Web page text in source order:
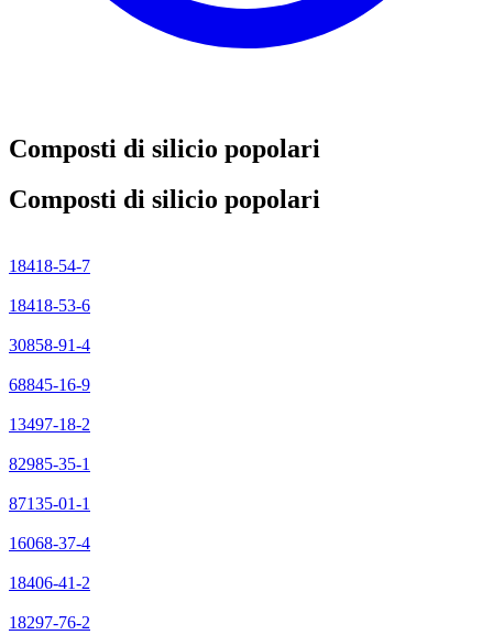
Composti di silicio popolari
Composti di silicio popolari
18418-54-7
18418-53-6
30858-91-4
68845-16-9
13497-18-2
82985-35-1
87135-01-1
16068-37-4
18406-41-2
18297-76-2